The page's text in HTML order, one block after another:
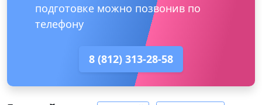
подготовке можно позвонив по
телефону
8 (812) 313-28-58